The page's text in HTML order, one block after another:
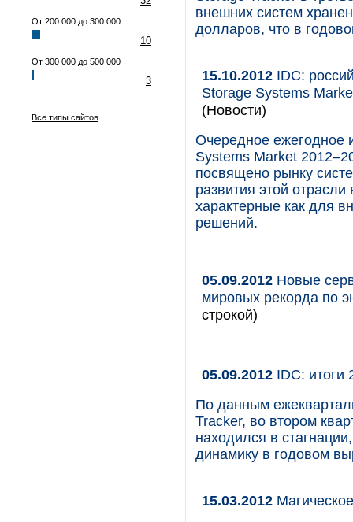
От 200 000 до 300 000
10
От 300 000 до 500 000
3
Все типы сайтов
внешних систем
долларов, что в
15.10.2012 IDC:
Storage Systems
(Новости)
Очередное ежегодное
Systems Market
посвящено рынку
развития этой
характерные как для
решений.
05.09.2012 Новые
мировых рекорда по
строкой)
05.09.2012 IDC: итоги
По данным
Tracker, во втором
находился в
динамику в годовом
15.03.2012